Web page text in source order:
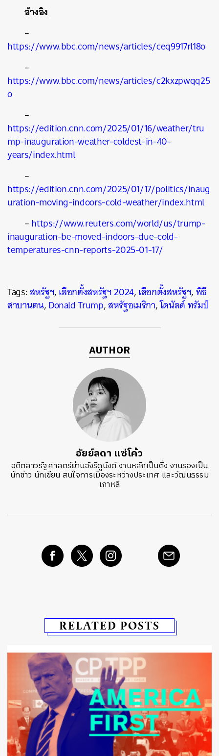
อ้างอิง
–
https://www.bbc.com/news/articles/ceq9917rl18o
–
https://www.bbc.com/news/articles/c2kxzpwqq25
o
–
https://edition.cnn.com/2025/01/16/weather/tru
mp-inauguration-weather-coldest-in-40-
years/index.html
–
https://edition.cnn.com/2025/01/17/politics/inaug
uration-moving-indoors-cold-weather/index.html
–https://www.reuters.com/world/us/trump-
inauguration-be-moved-indoors-due-cold-
temperatures-cnn-reports-2025-01-17/
Tags:สหรัฐฯ,เลือกตั้งสหรัฐฯ 2024,เลือกตั้งสหรัฐฯ,พิธี
สาบานตน,Donald Trump,สหรัฐอเมริกา,โดนัลด์ ทรัมป์
AUTHOR
อัยย์ลดา แซ่โค้ว
อดีตสาวรัฐศาสตร์ย่านอังรีดูนังต์ งานหลักเป็นติ่ง งานรองเป็น
นักข่าว นักเขียน สนใจการเมืองระหว่างประเทศ และวัฒนธรรม
เกาหลี
RELATED POSTS